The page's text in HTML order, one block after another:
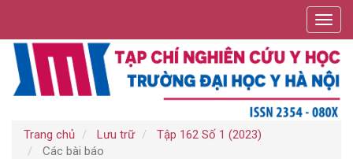
chính
Nội
dung
chính
Trang chủ Lưu trữ
Tập 162 Số 1 (2023)
Các bài báo